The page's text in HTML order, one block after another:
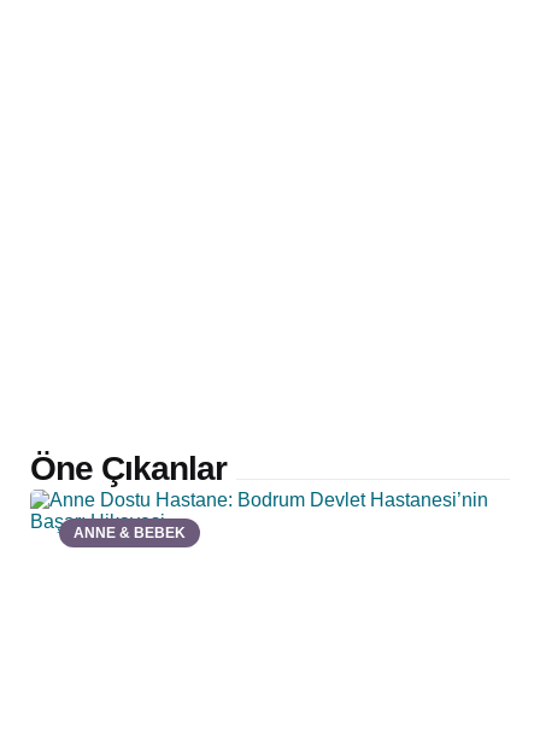
Öne Çıkanlar
ANNE & BEBEK